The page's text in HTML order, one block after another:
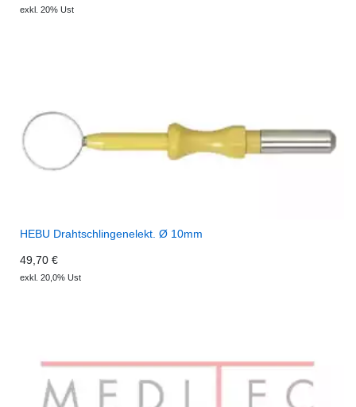
exkl. 20% Ust
HEBU Drahtschlingenelekt. Ø 10mm
49,70 €
exkl. 20,0% Ust